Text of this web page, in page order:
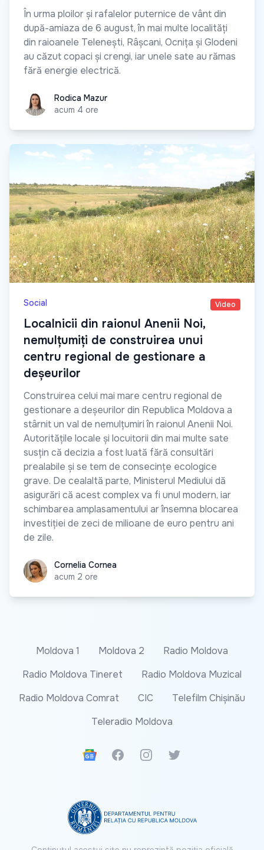
În urma ploilor și rafalelor puternice de vânt din
după-amiaza de 6 august, în mai multe localități
din raioanele Telenești, Râșcani, Ocnița și Glodeni
au căzut copaci și crengi, iar unele sate au rămas
fără energie electrică.
Rodica MazurRodica Mazur
acum 4 ore
Social Video
Localnicii din raionul Anenii Noi,
nemulțumiți de construirea unui
centru regional de gestionare a
deșeurilor
Construirea celui mai mare centru regional de
gestionare a deșeurilor din Republica Moldova a
stârnit un val de nemulțumiri în raionul Anenii Noi.
Autoritățile locale și locuitorii din mai multe sate
susțin că decizia a fost luată fără consultări
prealabile și se tem de consecințe ecologice
grave. De cealaltă parte, Ministerul Mediului dă
asigurări că acest complex va fi unul modern, iar
schimbarea amplasamentului ar însemna blocarea
investiției de zeci de milioane de euro pentru ani
de zile.
Cornelia Cornea
Cornelia Cornea
acum 2 ore
Moldova 1 Moldova 2
Radio Moldova
Radio Moldova Tineret
Radio Moldova Muzical
Radio Moldova Comrat
CIC
Telefilm Chișinău
Teleradio Moldova
Google News
FacebookInstagramTwitter